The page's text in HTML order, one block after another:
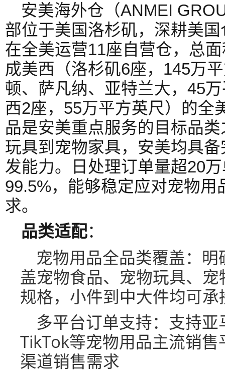
安美海外仓（ANMEI
部位于美国洛杉矶，深耕美
在全美运营11座自营仓，总
成美西（洛杉矶6座，145万
顿、萨凡纳、亚特兰大，45
西2座，55万平方英尺）的全
品是安美重点服务的目标品
玩具到宠物家具，安美均具
发能力。日处理订单量超20
99.5%，能够稳定应对宠物
求。
品类适配：
宠物用品全品类覆盖：
盖宠物食品、宠物玩具、
规格，小件到中大件均可承
多平台订单支持：支持
TikTok等宠物用品主流销
渠道销售需求